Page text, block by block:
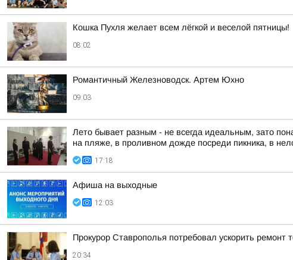
Кошка Пухля желает всем лёгкой и веселой пятницы!
08:02
Романтичный Железноводск. Артем Юхно
09:03
Лето бывает разным - не всегда идеальным, зато
на пляже, в проливном дожде посреди пикника, в
17:18
Афиша на выходные
12:03
Прокурор Ставрополья потребовал ускорить ремонт
20:34